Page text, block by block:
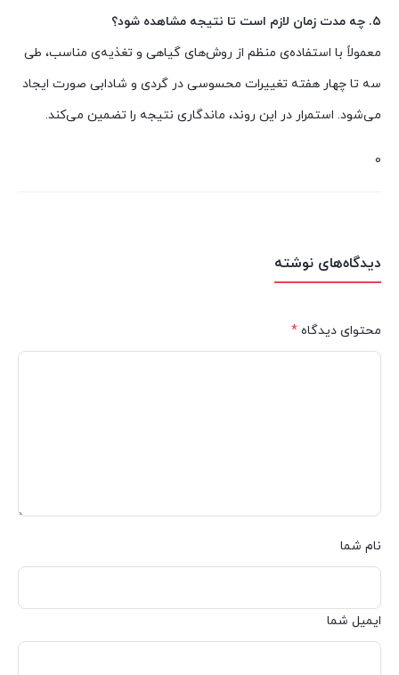
۵. چه مدت زمان لازم است تا نتیجه مشاهده شود؟
معمولاً با استفاده‌ی منظم از روش‌های گیاهی و تغذیه‌ی مناسب، طی
سه تا چهار هفته تغییرات محسوسی در گردی و شادابی صورت ایجاد
می‌شود. استمرار در این روند، ماندگاری نتیجه را تضمین می‌کند.
0
دیدگاه‌های نوشته
محتوای دیدگاه *
نام شما
ایمیل شما